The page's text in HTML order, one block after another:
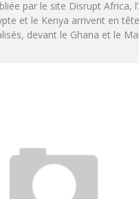
par le site Disrupt Africa,
et le Kenya arrivent en
devant le Ghana et le